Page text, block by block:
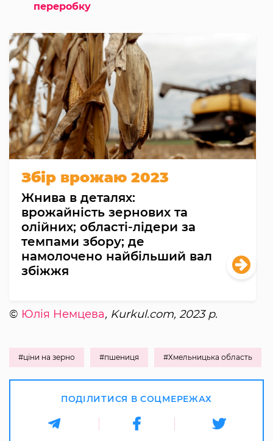
переробку
Збір врожаю 2023
Жнива в деталях:
врожайність зернових та
олійних; області-лідери за
темпами збору; де
намолочено найбільший вал
збіжжя
© Юлія Немцева, Kurkul.com, 2023 р.
#ціни на зерно #пшениця #Хмельницька область
ПОДІЛИТИСЯ В СОЦМЕРЕЖАХ